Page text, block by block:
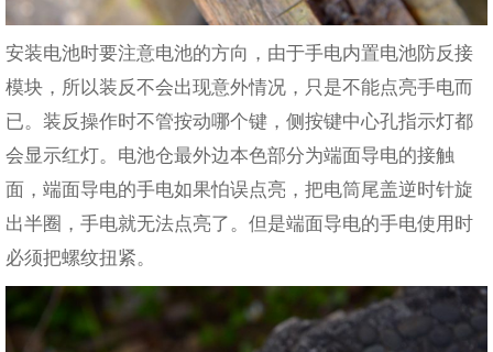
安装电池时要注意电池的方向，由于手电内置电池防反接
模块，所以装反不会出现意外情况，只是不能点亮手电而
已。装反操作时不管按动哪个键，侧按键中心孔指示灯都
会显示红灯。电池仓最外边本色部分为端面导电的接触
面，端面导电的手电如果怕误点亮，把电筒尾盖逆时针旋
出半圈，手电就无法点亮了。但是端面导电的手电使用时
必须把螺纹扭紧。